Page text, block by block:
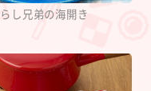
し兄弟の海開き